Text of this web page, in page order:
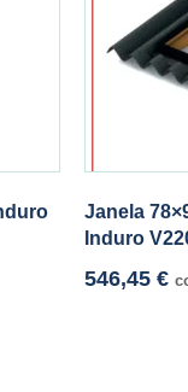
Janela
Induro
546,45 €